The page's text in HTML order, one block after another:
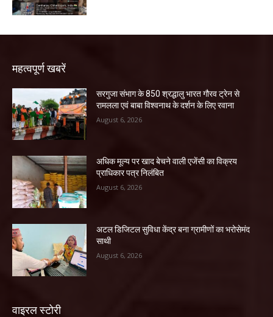
महत्वपूर्ण खबरें
सरगुजा संभाग के 850 श्रद्धालु भारत गौरव ट्रेन से
रामलला एवं बाबा विश्वनाथ के दर्शन के लिए रवाना
August 6, 2026
अधिक मूल्य पर खाद बेचने वाली एजेंसी का विक्रय
प्राधिकार पत्र निलंबित
August 6, 2026
अटल डिजिटल सुविधा केंद्र बना ग्रामीणों का भरोसेमंद
साथी
August 6, 2026
वाइरल स्टोरी